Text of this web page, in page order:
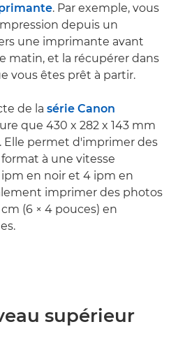
. Par exemple, vous
depuis un
une imprimante avant
matin, et la récupérer dans
vous êtes prêt à partir.
de la série Canon
que 430 x 282 x 143 mm
Elle permet d'imprimer des
à une vitesse
en noir et 4 ipm en
imprimer des photos
(6 × 4 pouces) en
supérieur